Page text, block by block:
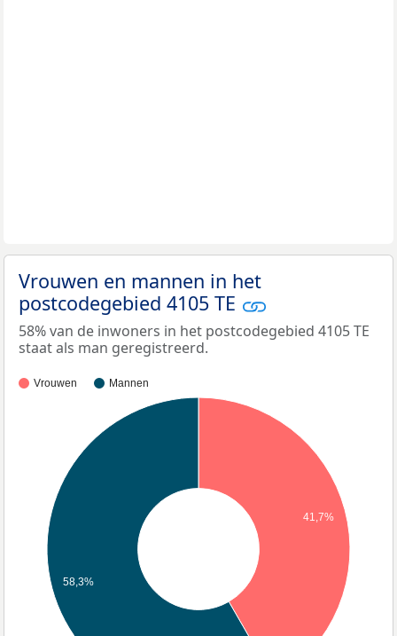
Vrouwen en mannen in het
postcodegebied 4105 TE
58% van de inwoners in het postcodegebied 4105 TE
staat als man geregistreerd.
Vrouwen Mannen
41,7%
58,3%